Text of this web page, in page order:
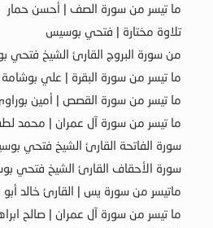
ما تيسر من سورة الصف | أحسن حمار
تلاوة مختارة | فتحي بوسيس
من سورة البروج القارئ الشيخ فتحي
ما تيسر من سورة البقرة | علي بوشامة
ما تيسر من سورة القصص | أمين
ما تيسر من سورة آل عمران | محمد
سورة الفاتحة القارئ الشيخ فتحي
سورة الأحقاف القارئ الشيخ فتحي
ماتيسر من سورة يس | القارئ خالد أبو
ما تيسر من سورة آل عمران | صالح